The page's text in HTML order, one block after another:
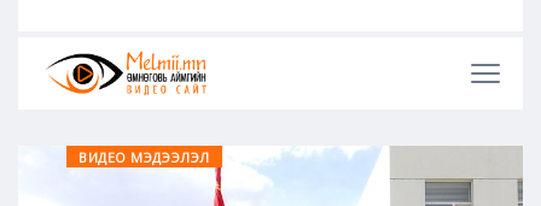
ВИДЕО МЭДЭЭЛЭЛ